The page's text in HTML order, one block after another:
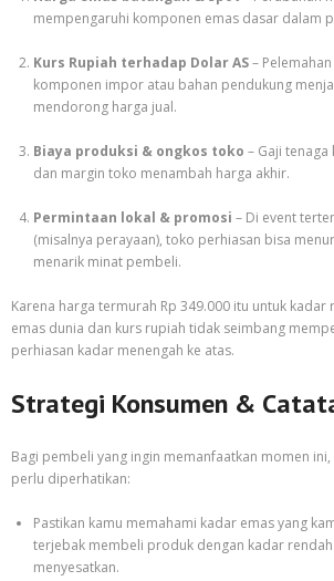
mempengaruhi komponen emas dasar dalam
Kurs Rupiah terhadap Dolar AS–
komponen impor atau bahan pendukung
mendorong harga jual.
Biaya produksi & ongkos toko – Gaji tenaga
dan margin toko menambah harga akhir.
Permintaan lokal & promosi – Di event
(misalnya perayaan), toko perhiasan bisa
menarik minat pembeli.
Karena harga termurah Rp 349.000 itu untuk kadar
emas dunia dan kurs rupiah tidak seimbang
perhiasan kadar menengah ke atas.
Strategi Konsumen &
Bagi pembeli yang ingin memanfaatkan momen
perlu diperhatikan:
Pastikan kamu memahami kadar emas yang
terjebak membeli produk dengan kadar
menyesatkan.